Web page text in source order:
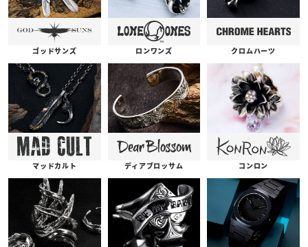
ゴッドサンズ ロンワンズ クロムハーツ
マッドカルト ディアブロッサム コンロン